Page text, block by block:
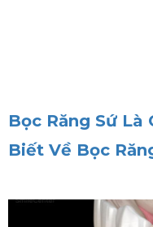
Bọc Răng Sứ Là
Biết Về Bọc